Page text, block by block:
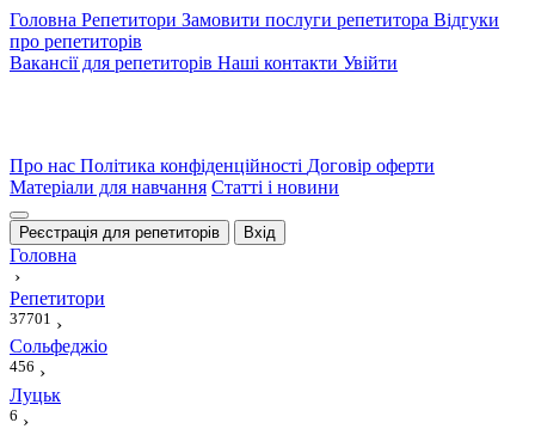
Головна Репетитори Замовити послуги репетитора Відгуки
про репетиторів
Вакансії для репетиторів Наші контакти Увійти
Про нас Політика конфіденційності Договір оферти
Матеріали для навчання Статті і новини
Реєстрація для репетиторів Вхід
Головна
›
Репетитори
37701 ›
Сольфеджіо
456 ›
Луцьк
6 ›